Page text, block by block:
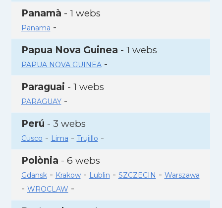
Panamà - 1 webs
Panama -
Papua Nova Guinea - 1 webs
PAPUA NOVA GUINEA-
Paraguai - 1 webs
PARAGUAY-
Perú - 3 webs
Cusco - Lima - Trujillo -
Polònia - 6 webs
Gdansk- Krakow- Lublin - SZCZECIN - Warszawa
- WROCLAW -